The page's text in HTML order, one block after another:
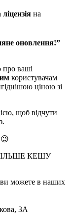
ліцензія на
оновлення!”
про ваші
користувачам
ціною зі
щоб відчути
😉
БІЛЬШЕ КЕШУ
ви можете в наших
3А